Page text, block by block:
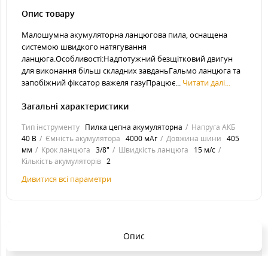
Опис товару
Малошумна акумуляторна ланцюгова пила, оснащена
системою швидкого натягування
ланцюга.Особливості:Надпотужний безщітковий двигун
для виконання більш складних завданьГальмо ланцюга та
запобіжний фіксатор важеля газуПрацює... Читати далі...
Загальні характеристики
Тип інструменту Пилка цепна акумуляторна
Напруга АКБ
40 В
Ємність акумулятора 4000 мАг Довжина шини 405
мм
Крок ланцюга 3/8" Швидкість ланцюга
15 м/с
Кількість акумуляторів 2
Дивитися всі параметри
Опис